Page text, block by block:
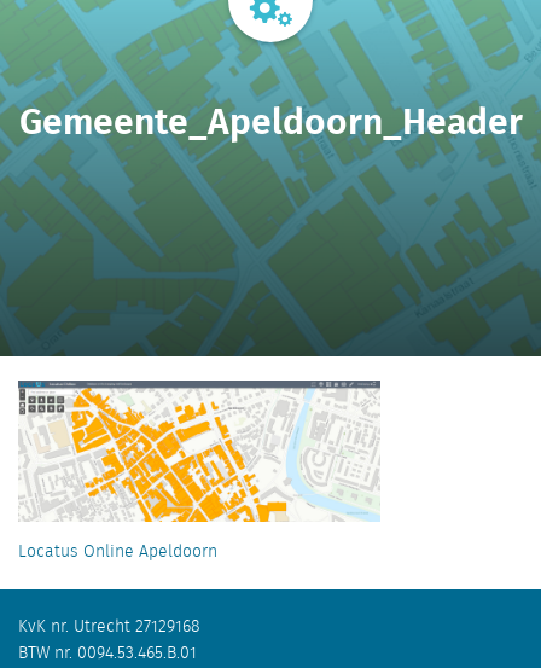
Gemeente_Apeldoorn_Header
Locatus Online Apeldoorn
KvK nr. Utrecht 27129168
BTW nr. 0094.53.465.B.01